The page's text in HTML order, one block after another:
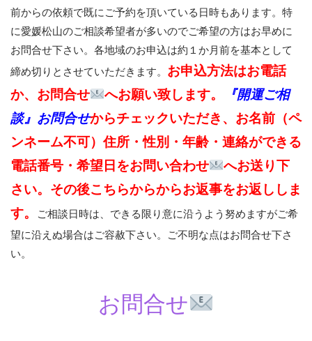
前からの依頼で既にご予約を頂いている日時もあります。特
に愛媛松山のご相談希望者が多いのでご希望の方はお早めに
お問合せ下さい。各地域のお申込は約１か月前を基本として
締め切りとさせていただきます。 お申込方法はお電話
か、お問合せ
へお願い致します。
『開運ご相
談』お問合せからチェックいただき、お名前（ペ
ンネーム不可）住所・性別・年齢・連絡ができる
電話番号・希望日をお問い合わせ
へお送り下
さい。その後こちらからからお返事をお返ししま
す。
ご相談日時は、できる限り意に沿うよう努めますがご希
望に沿えぬ場合はご容赦下さい。ご不明な点はお問合せ下さ
い。
お問合せ